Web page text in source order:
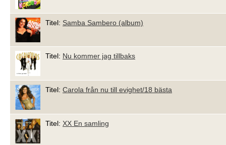
Titel: Samba Sambero (album)
Titel: Nu kommer jag tillbaks
Titel: Carola från nu till evighet/18 bästa
Titel: XX En samling